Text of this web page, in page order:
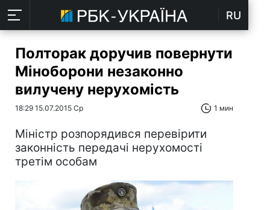
RU
Полторак доручив повернути
Міноборони незаконно
вилучену нерухомість
18:29 15.07.2015 Ср 1 мин
Міністр розпорядився перевірити
законність передачі нерухомості
третім особам